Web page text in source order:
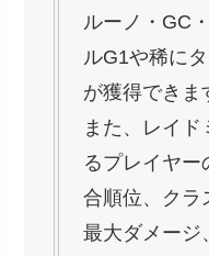
ルーノ・GC
ルG1や稀に
が獲得できま
また、レイ
るプレイヤー
合順位、クラ
最大ダメージ